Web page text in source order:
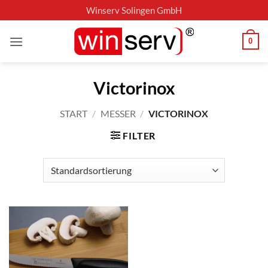
Inhalt
springen
Winserv Solingen GmbH
0
Victorinox
START / MESSER / VICTORINOX
FILTER